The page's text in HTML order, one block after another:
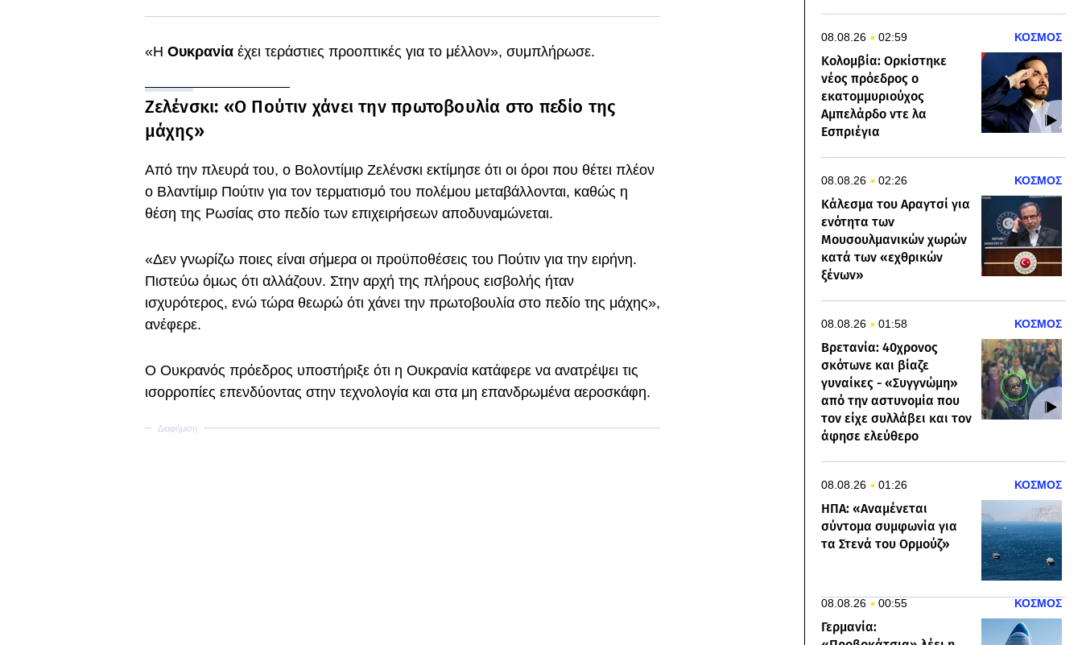
«Η Ουκρανία έχει τεράστιες προοπτικές για το μέλλον», συμπλήρωσε.
Ζελένσκι: «Ο Πούτιν χάνει την πρωτοβουλία στο πεδίο της
μάχης»
Από την πλευρά του, ο Βολοντίμιρ Ζελένσκι εκτίμησε ότι οι όροι που θέτει πλέον
ο Βλαντίμιρ Πούτιν για τον τερματισμό του πολέμου μεταβάλλονται, καθώς η
θέση της Ρωσίας στο πεδίο των επιχειρήσεων αποδυναμώνεται.
«Δεν γνωρίζω ποιες είναι σήμερα οι προϋποθέσεις του Πούτιν για την ειρήνη.
Πιστεύω όμως ότι αλλάζουν. Στην αρχή της πλήρους εισβολής ήταν
ισχυρότερος, ενώ τώρα θεωρώ ότι χάνει την πρωτοβουλία στο πεδίο της μάχης»,
ανέφερε.
Ο Ουκρανός πρόεδρος υποστήριξε ότι η Ουκρανία κατάφερε να ανατρέψει τις
ισορροπίες επενδύοντας στην τεχνολογία και στα μη επανδρωμένα αεροσκάφη.
08.08.26 02:59 ΚΟΣΜΟΣ
Κολομβία: Ορκίστηκε
νέος πρόεδρος ο
εκατομμυριούχος
Αμπελάρδο ντε λα
Εσπριέγια
08.08.26 02:26 ΚΟΣΜΟΣ
Κάλεσμα του Αραγτσί για
ενότητα των
Μουσουλμανικών χωρών
κατά των «εχθρικών
ξένων»
08.08.26 01:58 ΚΟΣΜΟΣ
Βρετανία: 40χρονος
σκότωνε και βίαζε
γυναίκες - «Συγγνώμη»
από την αστυνομία που
τον είχε συλλάβει και τον
άφησε ελεύθερο
08.08.26 01:26 ΚΟΣΜΟΣ
ΗΠΑ: «Αναμένεται
σύντομα συμφωνία για
τα Στενά του Ορμούζ»
08.08.26 00:55 ΚΟΣΜΟΣ
Γερμανία: